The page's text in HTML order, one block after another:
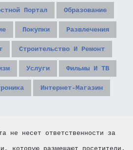
Портал Образование
Покупки Развлечения
Строительство И Ремонт
Услуги Фильмы И ТВ
Интернет-Магазин
не несет ответственности за
которую размещают посетители.